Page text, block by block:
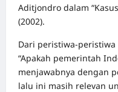
Aditjondro dalam
(2002).
Dari peristiwa-
“Apakah pemerintah
menjawabnya dengan
lalu ini masih relevan